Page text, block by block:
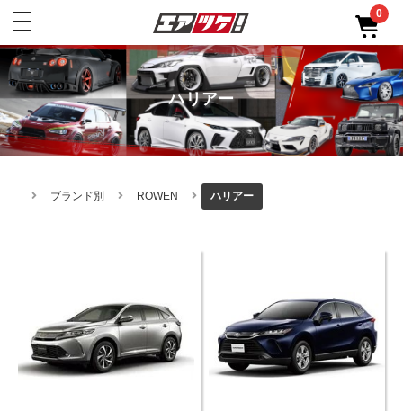
toggle
0
ハリアー
ブランド別 ROWEN ハリアー